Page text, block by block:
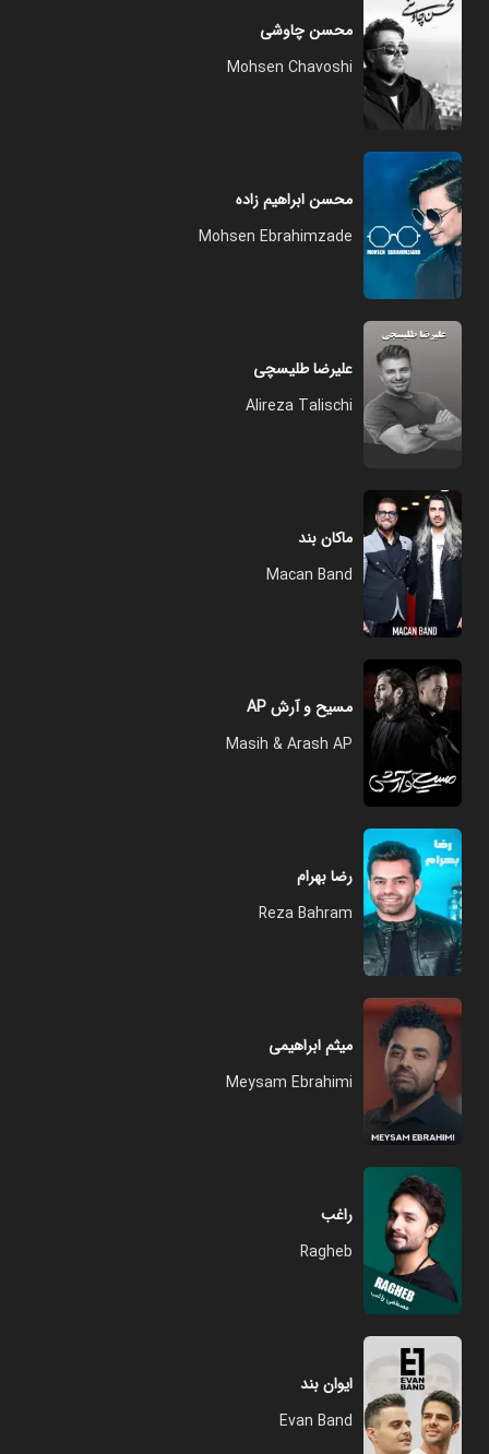
محسن چاوشی
Mohsen Chavoshi
محسن ابراهیم زاده
Mohsen Ebrahimzade
علیرضا طلیسچی
Alireza Talischi
ماکان بند
Macan Band
مسیح و آرش AP
Masih & Arash AP
رضا بهرام
Reza Bahram
میثم ابراهیمی
Meysam Ebrahimi
راغب
Ragheb
ایوان بند
Evan Band